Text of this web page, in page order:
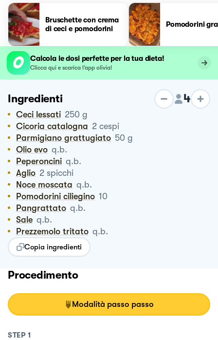
Bruschette con crema
di ceci e pomodorini
Pomodorini
Calcola le dosi perfette per la tua dieta!
Clicca qui e scarica l’app olivia!
Ingredienti 4
Ceci lessati 250 g
Cicoria catalogna 2 cespi
Parmigiano grattugiato 50 g
Olio evo q.b.
Peperoncini q.b.
Aglio 2 spicchi
Noce moscata q.b.
Pomodorini ciliegino 10
Pangrattato q.b.
Sale q.b.
Prezzemolo tritato q.b.
Copia ingredienti
Procedimento
Modalità passo passo
STEP 1